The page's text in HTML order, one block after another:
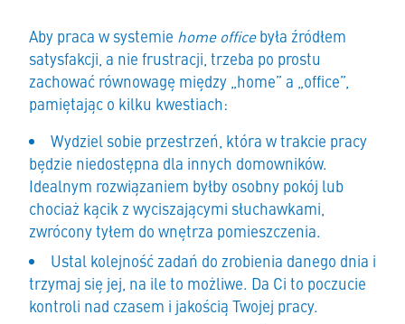
Aby praca w systemie home officebyła źródłem
satysfakcji, a nie frustracji, trzeba po prostu
zachować równowagę między „home” a „office”,
pamiętając o kilku kwestiach:
Wydziel sobie przestrzeń, która w trakcie pracy
będzie niedostępna dla innych domowników.
Idealnym rozwiązaniem byłby osobny pokój lub
chociaż kącik z wyciszającymi słuchawkami,
zwrócony tyłem do wnętrza pomieszczenia.
Ustal kolejność zadań do zrobienia danego dnia i
trzymaj się jej, na ile to możliwe. Da Ci to poczucie
kontroli nad czasem i jakością Twojej pracy.